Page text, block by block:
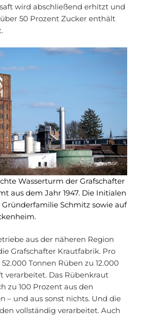
wird abschließend erhitzt und
50 Prozent Zucker enthält
Wasserturm der Grafschafter
aus dem Jahr 1947. Die Initialen
Schmitz sowie auf
aus der näheren Region
Grafschafter Krautfabrik. Pro
Tonnen Rüben zu 12.000
verarbeitet. Das Rübenkraut
zu 100 Prozent aus den
– und aus sonst nichts. Und die
vollständig verarbeitet. Auch